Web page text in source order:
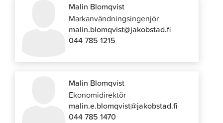
Malin Blomqvist
Markanvändningsingenjör
malin.blomqvist@jakobstad.fi
044 785 1215
Malin Blomqvist
Ekonomidirektör
malin.e.blomqvist@jakobstad.fi
044 785 1470